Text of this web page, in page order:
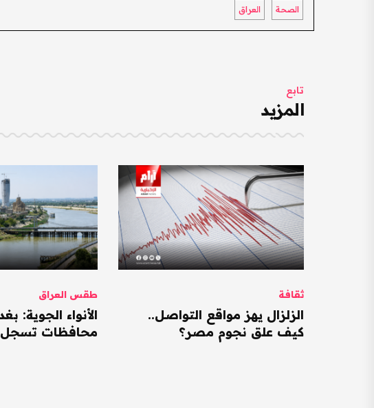
الصحة العراق
تابع
المزيد
ثقافة
الزلزال يهز مواقع التواصل..
كيف علق نجوم مصر؟
طقس العراق
محافظات تسجل 50 مئوية غداً